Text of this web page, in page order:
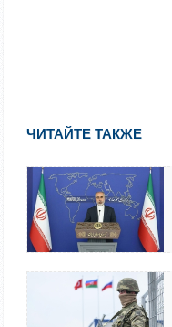
ЧИТАЙТЕ ТАКЖЕ